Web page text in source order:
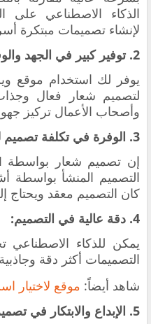
الذكاء الاصطناعي على
لإنشاء تصميمات مبتكرة
2. توفير كبير في الجهد والوقت:
لتصميم شعار فعال
وأصحاب الأعمال تركيز
3. الوفرة في تكلفة تصميم لوجو:
التصميم المنشأ بواسطة
كان التصميم معقد ويحتاج
4. دقة عالية في التصميم:
يمكن للذكاء الاصطناعي
التصميمات أكثر دقة
شاهد أيضاً: موقع لاختيار
5. الإبداع والابتكار في تصميم لوجو: